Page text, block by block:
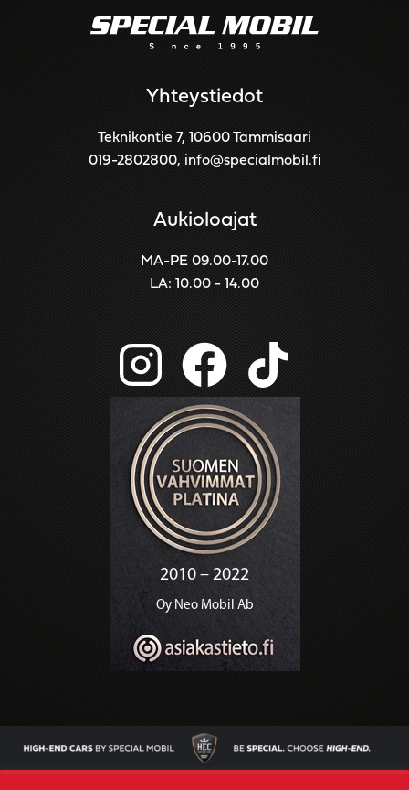
Yhteystiedot
Teknikontie 7, 10600 Tammisaari
019-2802800, info@specialmobil.fi
Aukioloajat
MA-PE 09.00-17.00
LA: 10.00 - 14.00